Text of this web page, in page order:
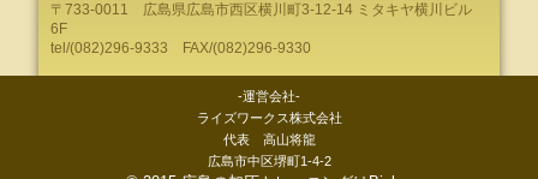
〒733-0011 広島県広島市西区横川町3-12-14 ミタキヤ横川ビル
6F
tel/(082)296-9333 FAX/(082)296-9330
-運営会社-
ライズワークス株式会社
代表 高山将龍
広島市中区堺町1-4-2